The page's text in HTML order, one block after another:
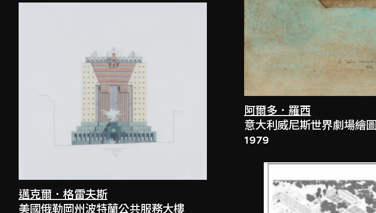
邁克爾．格雷夫斯
美國俄勒岡州波特蘭公共服務大樓
阿爾多．羅西
意大利威尼斯世界劇場繪圖
1979